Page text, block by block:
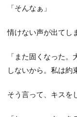
「そんなぁ」
情けない声が出てし
「また固くなった
しないから。私は約
そう言って、キスを